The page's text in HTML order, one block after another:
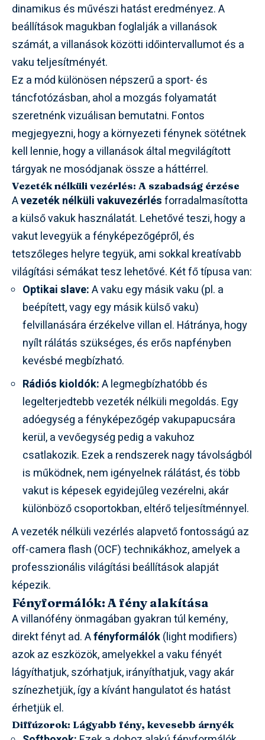
dinamikus és művészi hatást eredményez. A
beállítások magukban foglalják a villanások
számát, a villanások közötti időintervallumot és a
vaku teljesítményét.
Ez a mód különösen népszerű a sport- és
táncfotózásban, ahol a mozgás folyamatát
szeretnénk vizuálisan bemutatni. Fontos
megjegyezni, hogy a környezeti fénynek sötétnek
kell lennie, hogy a villanások által megvilágított
tárgyak ne mosódjanak össze a háttérrel.
Vezeték nélküli vezérlés: A szabadság érzése
Avezeték nélküli vakuvezérlésforradalmasította
a külső vakuk használatát. Lehetővé teszi, hogy a
vakut levegyük a fényképezőgépről, és
tetszőleges helyre tegyük, ami sokkal kreatívabb
világítási sémákat tesz lehetővé. Két fő típusa van:
Optikai slave:A vaku egy másik vaku (pl. a
beépített, vagy egy másik külső vaku)
felvillanására érzékelve villan el. Hátránya, hogy
nyílt rálátás szükséges, és erős napfényben
kevésbé megbízható.
Rádiós kioldók:A legmegbízhatóbb és
legelterjedtebb vezeték nélküli megoldás. Egy
adóegység a fényképezőgép vakupapucsára
kerül, a vevőegység pedig a vakuhoz
csatlakozik. Ezek a rendszerek nagy távolságból
is működnek, nem igényelnek rálátást, és több
vakut is képesek egyidejűleg vezérelni, akár
különböző csoportokban, eltérő teljesítménnyel.
A vezeték nélküli vezérlés alapvető fontosságú az
off-camera flash (OCF) technikákhoz, amelyek a
professzionális világítási beállítások alapját
képezik.
Fényformálók: A fény alakítása
A villanófény önmagában gyakran túl kemény,
direkt fényt ad. Afényformálók(light modifiers)
azok az eszközök, amelyekkel a vaku fényét
lágyíthatjuk, szórhatjuk, irányíthatjuk, vagy akár
színezhetjük, így a kívánt hangulatot és hatást
érhetjük el.
Diffúzorok: Lágyabb fény, kevesebb árnyék